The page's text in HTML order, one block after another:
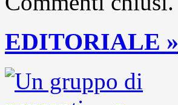
EDITORIALE »